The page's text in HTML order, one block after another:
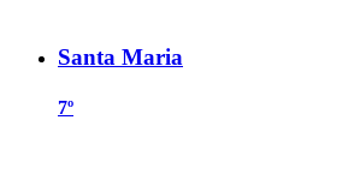
Santa Maria
7º